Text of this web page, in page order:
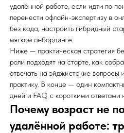
удалённой работе, если идти по
перенести офлайн-экспертизу в
без кода, настроить гибридный
мягком онбординге.
Ниже — практическая стратегия
роли подходят на старте, как
отвечать на эйджистские вопросы
практику. В конце — один
дней и FAQ с короткими ответами
Почему возраст не
удалённой работе: